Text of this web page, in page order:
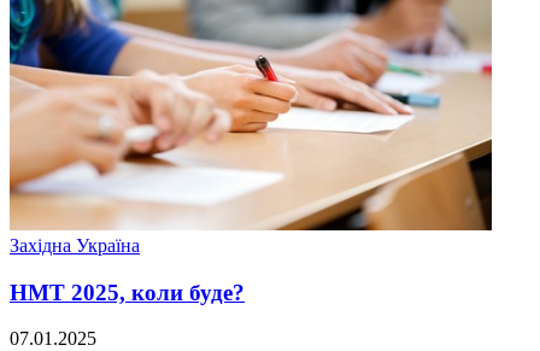
Західна Україна
НМТ 2025, коли буде?
07.01.2025